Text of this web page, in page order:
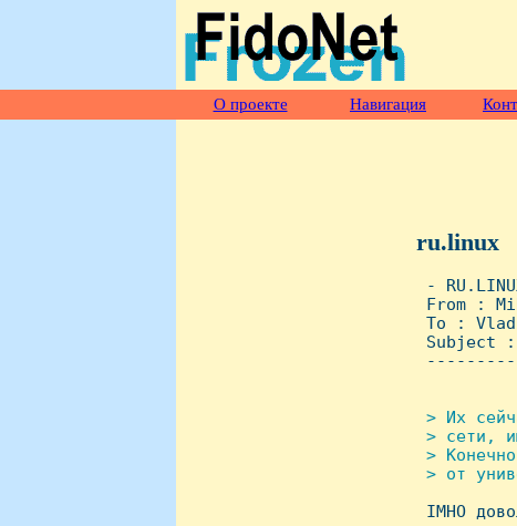
О проекте Навигация
ru.linux
-
From :
To :
Subject
> Их
> сети,
>
> от
IMHO